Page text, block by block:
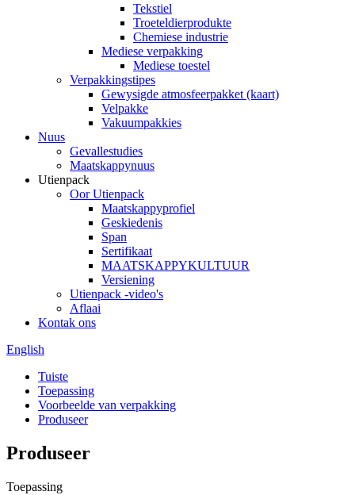
Tekstiel
Troeteldierprodukte
Chemiese industrie
Mediese verpakking
Mediese toestel
Verpakkingstipes
Gewysigde atmosfeerpakket (kaart)
Velpakke
Vakuumpakkies
Nuus
Gevallestudies
Maatskappynuus
Utienpack
Oor Utienpack
Maatskappyprofiel
Geskiedenis
Span
Sertifikaat
MAATSKAPPYKULTUUR
Versiening
Utienpack -video's
Aflaai
Kontak ons
English
Tuiste
Toepassing
Voorbeelde van verpakking
Produseer
Produseer
Toepassing